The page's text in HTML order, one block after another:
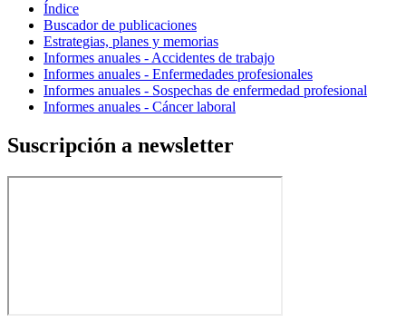
Índice
Buscador de publicaciones
Estrategias, planes y memorias
Informes anuales - Accidentes de trabajo
Informes anuales - Enfermedades profesionales
Informes anuales - Sospechas de enfermedad profesional
Informes anuales - Cáncer laboral
Suscripción a newsletter